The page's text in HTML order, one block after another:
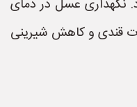
نگهداری عسل در دمای
قندی و کاهش شیرینی